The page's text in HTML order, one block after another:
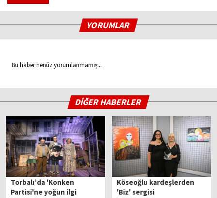
YORUMLAR
Bu haber henüz yorumlanmamış...
DİĞER HABERLER
Torbalı’da 'Konken
Partisi'ne yoğun ilgi
Köseoğlu kardeşlerden
'Biz' sergisi